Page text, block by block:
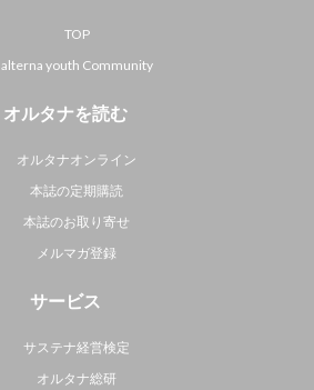
TOP
alterna youth Community
オルタナを読む
オルタナオンライン
本誌の定期購読
本誌のお取り寄せ
メルマガ登録
サービス
サステナ経営検定
オルタナ総研